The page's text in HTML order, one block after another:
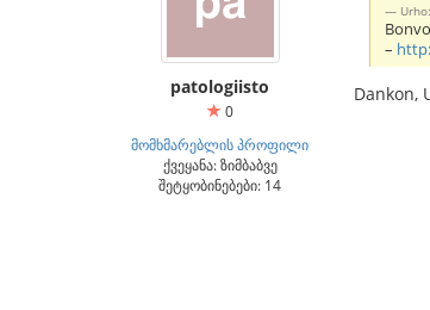
patologiisto
0
მომხმარებლის პროფილი
ქვეყანა: ზიმბაბვე
შეტყობინებები: 14
Urho:
–
Dankon,